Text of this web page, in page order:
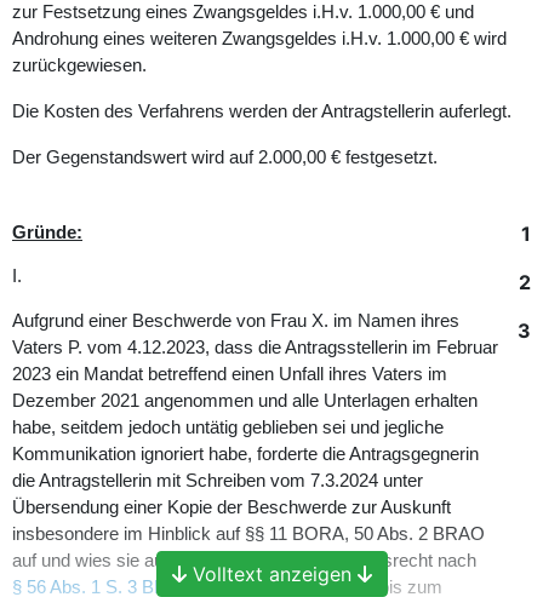
zur Festsetzung eines Zwangsgeldes i.H.v. 1.000,00 € und
Androhung eines weiteren Zwangsgeldes i.H.v. 1.000,00 € wird
zurückgewiesen.
Die Kosten des Verfahrens werden der Antragstellerin auferlegt.
Der Gegenstandswert wird auf 2.000,00 € festgesetzt.
1
Gründe:
2
I.
3
Aufgrund einer Beschwerde von Frau X. im Namen ihres
Vaters P. vom 4.12.2023, dass die Antragsstellerin im Februar
2023 ein Mandat betreffend einen Unfall ihres Vaters im
Dezember 2021 angenommen und alle Unterlagen erhalten
habe, seitdem jedoch untätig geblieben sei und jegliche
Kommunikation ignoriert habe, forderte die Antragsgegnerin
die Antragstellerin mit Schreiben vom 7.3.2024 unter
Übersendung einer Kopie der Beschwerde zur Auskunft
insbesondere im Hinblick auf §§ 11 BORA, 50 Abs. 2 BRAO
auf und wies sie auf ihr Auskunftsverweigerungsrecht nach
§ 56 Abs. 1 S. 3 BRAO
hin. Trotz Fristsetzung bis zum
Volltext anzeigen